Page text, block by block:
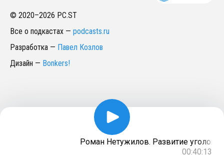
© 2020–2026 PC.ST
Все о подкастах — podcasts.ru
Разработка — Павел Козлов
Дизайн — Bonkers!
Роман Нетужилов. Развитие
00:40:13